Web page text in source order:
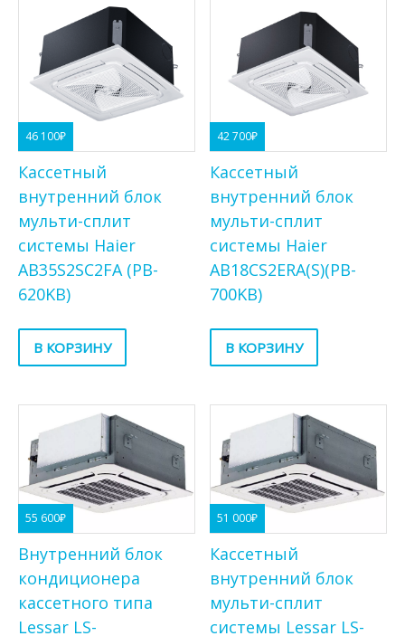
46 100₽
Кассетный
внутренний блок
мульти-сплит
системы Haier
AB35S2SC2FA (PB-
620KB)
В КОРЗИНУ
42 700₽
Кассетный
внутренний блок
мульти-сплит
системы Haier
AB18CS2ERA(S)(PB-
700KB)
В КОРЗИНУ
55 600₽
Внутренний блок
кондиционера
кассетного типа
Lessar LS-
51 000₽
Кассетный
внутренний блок
мульти-сплит
системы Lessar LS-